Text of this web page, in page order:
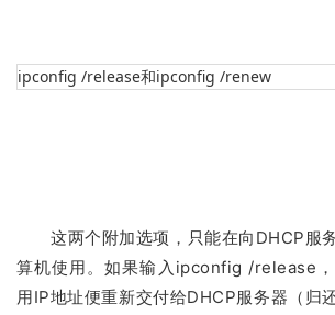
ipconfig /release和ipconfig /renew
这两个附加选项，只能在向DHCP服
算机使用。如果输入ipconfig /release，
用IP地址便重新交付给DHCP服务器（归